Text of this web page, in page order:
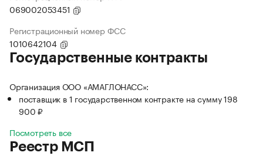
069002053451
Регистрационный номер ФСС
1010642104
Государственные контракты
Организация ООО «АМАГЛОНАСС»:
поставщик в 1 государственном контракте на сумму 198
900 ₽
Посмотреть все
Реестр МСП